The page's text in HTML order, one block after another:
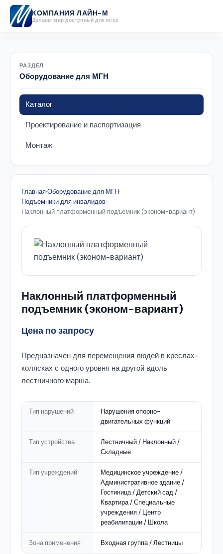
КОМПАНИЯ ЛАЙН-М
Делаем мир доступный для всех
РАЗДЕЛ
Оборудование для МГН
Каталог
Проектирование и паспортизация
Монтаж
Главная·Оборудование для МГН·
Подъемники для инвалидов·
Наклонный платформенный подъемник (эконом-вариант)
Наклонный платформенный
подъемник (эконом-вариант)
Цена по запросу
Предназначен для перемещения людей в креслах-
колясках с одного уровня на другой вдоль
лестничного марша.
Тип нарушений
Нарушения опорно-
двигательных функций
Тип устройства
Лестничный / Наклонный /
Складные
Тип учреждений
Медицинское учреждение /
Административное здание /
Гостиница / Детский сад /
Квартира / Специальные
учреждения / Центр
реабилитации / Школа
Зона применения Входная группа / Лестницы